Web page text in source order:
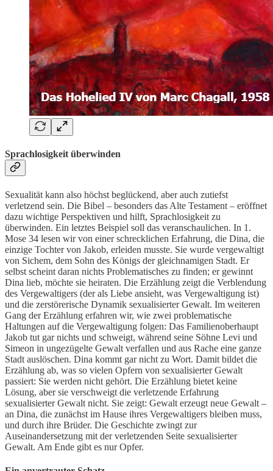
Sprachlosigkeit überwinden
Sexualität kann also höchst beglückend, aber auch zutiefst
verletzend sein. Die Bibel – besonders das Alte Testament – eröffnet
dazu wichtige Perspektiven und hilft, Sprachlosigkeit zu
überwinden. Ein letztes Beispiel soll das veranschaulichen. In 1.
Mose 34 lesen wir von einer schrecklichen Erfahrung, die Dina, die
einzige Tochter von Jakob, erleiden musste. Sie wurde vergewaltigt
von Sichem, dem Sohn des Königs der gleichnamigen Stadt. Er
selbst scheint daran nichts Problematisches zu finden; er gewinnt
Dina lieb, möchte sie heiraten. Die Erzählung zeigt die Verblendung
des Vergewaltigers (der als Liebe ansieht, was Vergewaltigung ist)
und die zerstörerische Dynamik sexualisierter Gewalt. Im weiteren
Gang der Erzählung erfahren wir, wie zwei problematische
Haltungen auf die Vergewaltigung folgen: Das Familienoberhaupt
Jakob tut gar nichts und schweigt, während seine Söhne Levi und
Simeon in ungezügelte Gewalt verfallen und aus Rache eine ganze
Stadt auslöschen. Dina kommt gar nicht zu Wort. Damit bildet die
Erzählung ab, was so vielen Opfern von sexualisierter Gewalt
passiert: Sie werden nicht gehört. Die Erzählung bietet keine
Lösung, aber sie verschweigt die verletzende Erfahrung
sexualisierter Gewalt nicht. Sie zeigt: Gewalt erzeugt neue Gewalt –
an Dina, die zunächst im Hause ihres Vergewaltigers bleiben muss,
und durch ihre Brüder. Die Geschichte zwingt zur
Auseinandersetzung mit der verletzenden Seite sexualisierter
Gewalt. Am Ende gibt es nur Opfer.